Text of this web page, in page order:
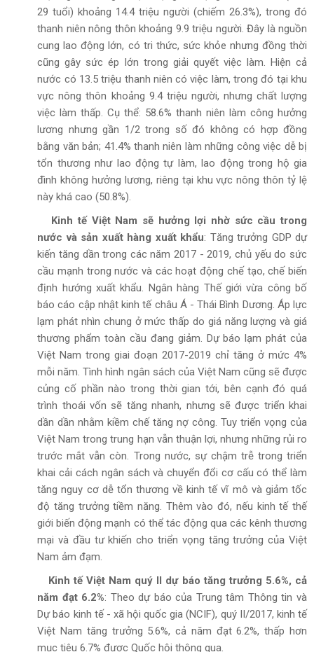
29 tuổi) khoảng 14.4 triệu người (chiếm 26.3%), trong đó
thanh niên nông thôn khoảng 9.9 triệu người. Đây là nguồn
cung lao động lớn, có tri thức, sức khỏe nhưng đồng thời
cũng gây sức ép lớn trong giải quyết việc làm. Hiện cả
nước có 13.5 triệu thanh niên có việc làm, trong đó tại khu
vực nông thôn khoảng 9.4 triệu người, nhưng chất lượng
việc làm thấp. Cụ thể: 58.6% thanh niên làm công hưởng
lương nhưng gần 1/2 trong số đó không có hợp đồng
bằng văn bản; 41.4% thanh niên làm những công việc dễ bị
tổn thương như lao động tự làm, lao động trong hộ gia
đình không hưởng lương, riêng tại khu vực nông thôn tỷ lệ
này khá cao (50.8%).
Kinh tế Việt Nam sẽ hưởng lợi nhờ sức cầu trong
nước và sản xuất hàng xuất khẩu: Tăng trưởng GDP dự
kiến tăng dần trong các năm 2017 - 2019, chủ yếu do sức
cầu mạnh trong nước và các hoạt động chế tạo, chế biến
định hướng xuất khẩu. Ngân hàng Thế giới vừa công bố
báo cáo cập nhật kinh tế châu Á - Thái Bình Dương. Áp lực
lạm phát nhìn chung ở mức thấp do giá năng lượng và giá
thương phẩm toàn cầu đang giảm. Dự báo lạm phát của
Việt Nam trong giai đoạn 2017-2019 chỉ tăng ở mức 4%
mỗi năm. Tình hình ngân sách của Việt Nam cũng sẽ được
củng cố phần nào trong thời gian tới, bên cạnh đó quá
trình thoái vốn sẽ tăng nhanh, nhưng sẽ được triển khai
dần dần nhằm kiềm chế tăng nợ công. Tuy triển vọng của
Việt Nam trong trung hạn vẫn thuận lợi, nhưng những rủi ro
trước mắt vẫn còn. Trong nước, sự chậm trễ trong triển
khai cải cách ngân sách và chuyển đổi cơ cấu có thể làm
tăng nguy cơ dễ tổn thương về kinh tế vĩ mô và giảm tốc
độ tăng trưởng tiềm năng. Thêm vào đó, nếu kinh tế thế
giới biến động mạnh có thể tác động qua các kênh thương
mại và đầu tư khiến cho triển vọng tăng trưởng của Việt
Nam ảm đạm.
Kinh tế Việt Nam quý II dự báo tăng trưởng 5.6%, cả
năm đạt 6.2%: Theo dự báo của Trung tâm Thông tin và
Dự báo kinh tế - xã hội quốc gia (NCIF), quý II/2017, kinh tế
Việt Nam tăng trưởng 5.6%, cả năm đạt 6.2%, thấp hơn
mục tiêu 6.7% được Quốc hội thông qua.